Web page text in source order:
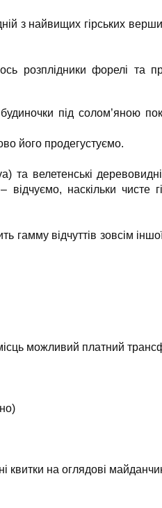
з найвищих гірських
розплідники форелі та
під солом’яною
його продегустуємо.
та велетенські
наскільки чисте
гамму відчуттів зовсім
можливий платний
квитки на оглядові